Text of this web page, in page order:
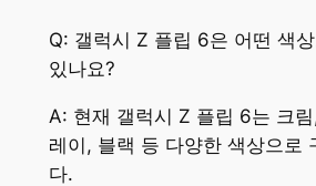
Q: 갤럭시 Z 플립 6은 어떤 색
있나요?
A: 현재 갤럭시 Z 플립 6는 크
레이, 블랙 등 다양한 색상으로
다.